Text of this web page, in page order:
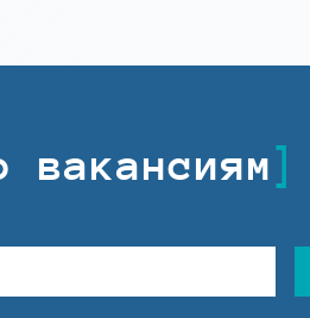
вакансиям